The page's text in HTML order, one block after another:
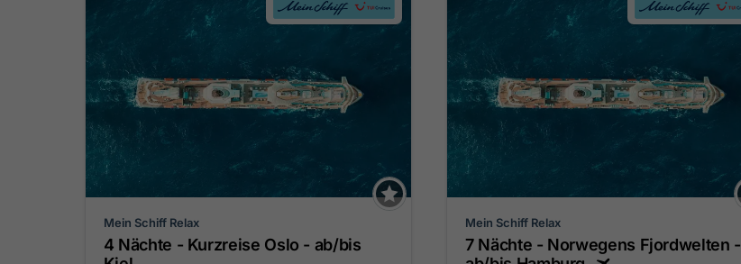
Mein Schiff Relax
4 Nächte - Kurzreise Oslo - ab/bis
Mein Schiff Relax
7 Nächte - Norwegens Fjordwelten -